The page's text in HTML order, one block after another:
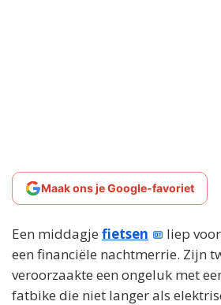
Maak ons je Google-favoriet
Een middagje fietsen
liep
een financiële nachtmerrie. Zijn
veroorzaakte een ongeluk met
fatbike die niet langer als